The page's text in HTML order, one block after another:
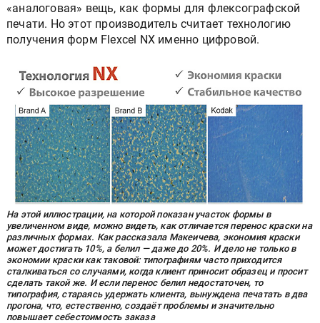
«аналоговая» вещь, как формы для флексографской
печати. Но этот производитель считает технологию
получения форм Flexcel NX именно цифровой.
На этой иллюстрации, на которой показан участок формы в
увеличенном виде, можно видеть, как отличается перенос краски на
различных формах. Как рассказала Макеичева, экономия краски
может достигать 10%, а белил — даже до 20%. И дело не только в
экономии краски как таковой: типографиям часто приходится
сталкиваться со случаями, когда клиент приносит образец и просит
сделать такой же. И если перенос белил недостаточен, то
типография, стараясь удержать клиента, вынуждена печатать в два
прогона, что, естественно, создаёт проблемы и значительно
повышает себестоимость заказа